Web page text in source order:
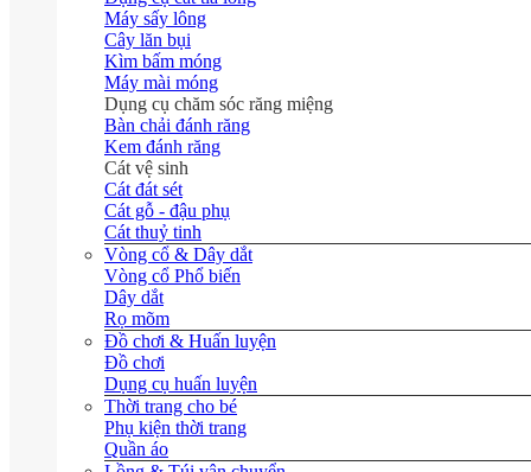
Máy sấy lông
Cây lăn bụi
Kìm bấm móng
Máy mài móng
Dụng cụ chăm sóc răng miệng
Bàn chải đánh răng
Kem đánh răng
Cát vệ sinh
Cát đát sét
Cát gỗ - đậu phụ
Cát thuỷ tinh
Vòng cổ & Dây dắt
Vòng cổ
Dây dắt
Rọ mõm
Đồ chơi & Huấn luyện
Đồ chơi
Dụng cụ huấn luyện
Thời trang cho bé
Phụ kiện thời trang
Quần áo